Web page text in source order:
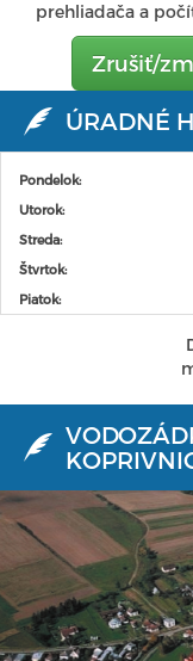
prehliadača a
Zrušiť/
ÚRADNÉ
Pondelok:
Utorok:
Streda:
Štvrtok:
Piatok: